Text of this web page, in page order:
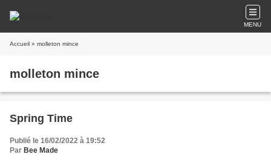
MENU
Accueil » molleton mince
molleton mince
Spring Time
Publié le 16/02/2022 à 19:52
Par Bee Made